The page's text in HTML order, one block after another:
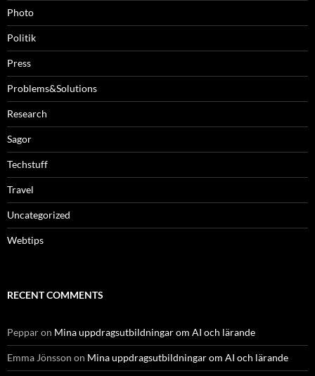
Photo
Politik
Press
Problems&Solutions
Research
Sagor
Techstuff
Travel
Uncategorized
Webtips
RECENT COMMENTS
Pepparon Mina uppdragsutbildningar om AI och lärande
Emma Jönsson on Mina uppdragsutbildningar om AI och lärande